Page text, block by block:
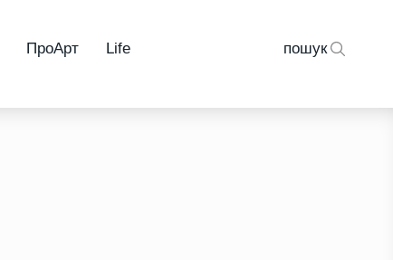
ПроАрт Life пошук